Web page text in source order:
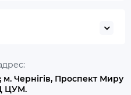
м. Чернігів, Проспект Миру
ЦУМ.